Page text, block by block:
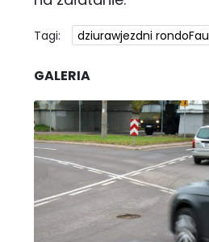
Tagi: dziurawjezdni
GALERIA